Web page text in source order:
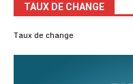
TAUX DE CHANGE
Taux de change